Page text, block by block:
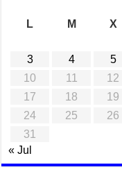
L
M X
3
4 5
10
11 12
17
18 19
24
25 26
31
« Jul